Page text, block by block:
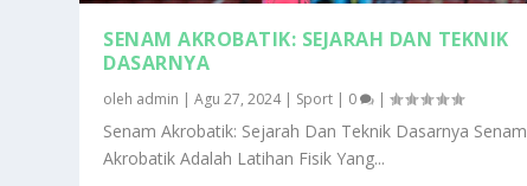
SENAM AKROBATIK: SEJARAH DAN TEKNIK
DASARNYA
oleh admin |Agu 27, 2024| Sport | 0 |
Senam Akrobatik: Sejarah Dan Teknik Dasarnya Senam
Akrobatik Adalah Latihan Fisik Yang...